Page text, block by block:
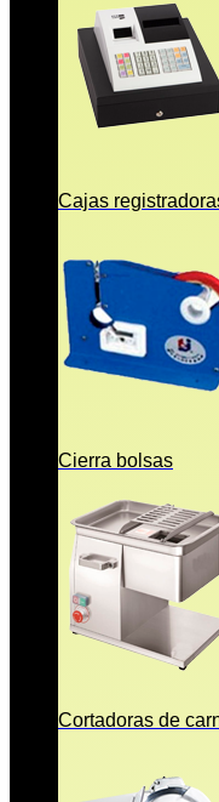
Cajas
Cierra bolsas
Cortadoras de